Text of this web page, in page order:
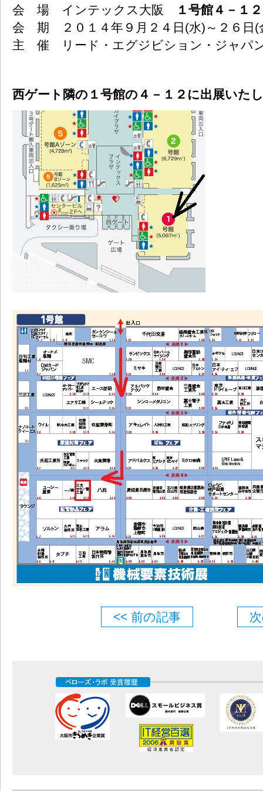
会 場 インテックス大阪
１号館４－１２
会 期 ２０１４年９月２４日(水)～２６日(
主 催 リード・エグジビション・ジャパ
西ゲート隣の１号館の４－１２に出展いた
<< 前の記事